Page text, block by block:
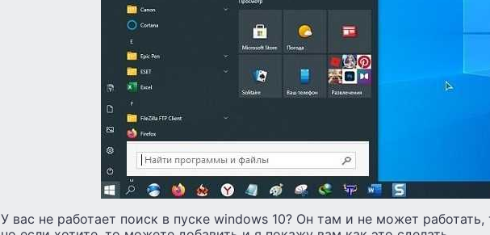
У вас не работает поиск в пуске windows 10? Он там и не может работать,